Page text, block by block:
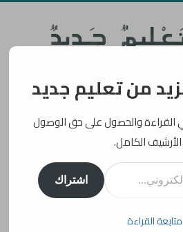
من تعليم جديد
القراءة والحصول على حق الوصول
الكامل.
كتابة بريدك الإلكتروني...
اشتراك
متابعة القراءة